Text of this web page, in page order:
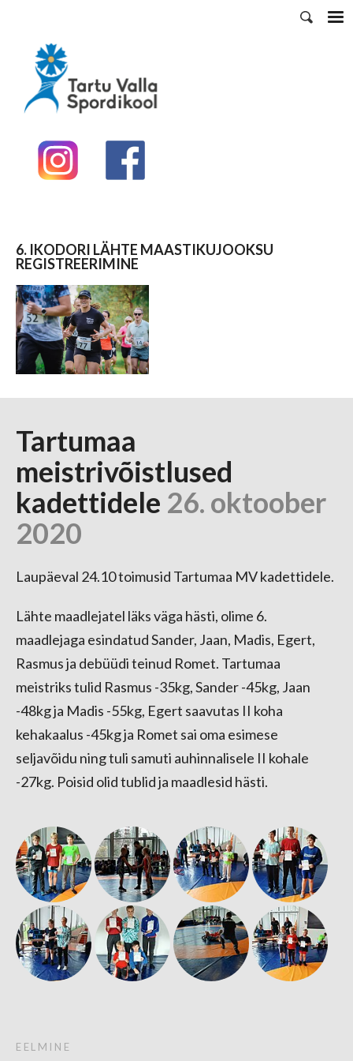
6. IKODORI LÄHTE MAASTIKUJOOKSU
REGISTREERIMINE
Tartumaa
meistrivõistlused
kadettidele 26. oktoober
2020
Laupäeval 24.10 toimusid Tartumaa MV kadettidele.
Lähte maadlejatel läks väga hästi, olime 6.
maadlejaga esindatud Sander, Jaan, Madis, Egert,
Rasmus ja debüüdi teinud Romet. Tartumaa
meistriks tulid Rasmus -35kg, Sander -45kg, Jaan
-48kg ja Madis -55kg, Egert saavutas II koha
kehakaalus -45kg ja Romet sai oma esimese
seljavõidu ning tuli samuti auhinnalisele II kohale
-27kg. Poisid olid tublid ja maadlesid hästi.
EELMINE